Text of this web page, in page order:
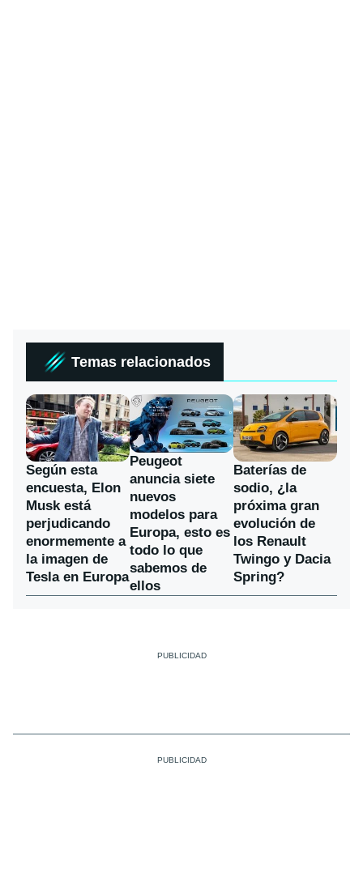
Temas relacionados
Según esta
encuesta, Elon
Musk está
perjudicando
enormemente a
la imagen de
Tesla en Europa
Peugeot
anuncia siete
nuevos
modelos para
Europa, esto es
todo lo que
sabemos de
ellos
Baterías de
sodio, ¿la
próxima gran
evolución de
los Renault
Twingo y Dacia
Spring?